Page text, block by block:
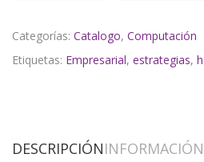
Categorías: Catalogo, Computación
Etiquetas: Empresarial, estrategias,
DESCRIPCIÓN